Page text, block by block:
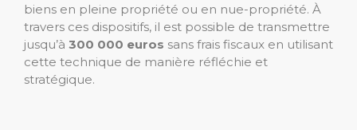
biens en pleine propriété ou en nue-propriété. À
travers ces dispositifs, il est possible de transmettre
jusqu’à 300 000 euros sans frais fiscaux en utilisant
cette technique de manière réfléchie et
stratégique.